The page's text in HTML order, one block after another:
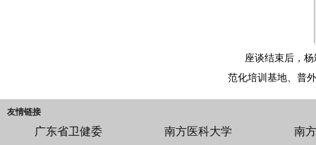
座谈结束后，
范化培训基地、普
友情链接
广东省卫健委 南方医科大学 南